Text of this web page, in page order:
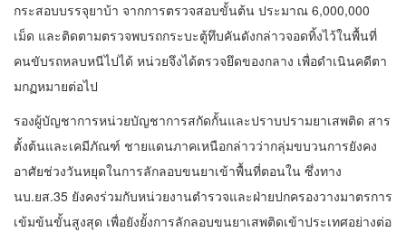
กระสอบบรรจุยาบ้า จากการตรวจสอบขั้นต้น ประมาณ 6,000,000
เม็ด และติดตามตรวจพบรถกระบะตู้ทึบคันดังกล่าวจอดทิ้งไว้ในพื้นที่
คนขับรถหลบหนีไปได้ หน่วยจึงได้ตรวจยึดของกลาง เพื่อดำเนินคดีตา
มกฏหมายต่อไป
รองผู้บัญชาการหน่วยบัญชาการสกัดกั้นและปราบปรามยาเสพติด สาร
ตั้งต้นและเคมีภัณฑ์ ชายแดนภาคเหนือกล่าวว่ากลุ่มขบวนการยังคง
อาศัยช่วงวันหยุดในการลักลอบขนยาเข้าพื้นที่ตอนใน ซึ่งทาง
นบ.ยส.35 ยังคงร่วมกับหน่วยงานตำรวจและฝ่ายปกครองวางมาตรการ
เข้มข้นขั้นสูงสุด เพื่อยังยั้งการลักลอบขนยาเสพติดเข้าประเทศอย่างต่อ